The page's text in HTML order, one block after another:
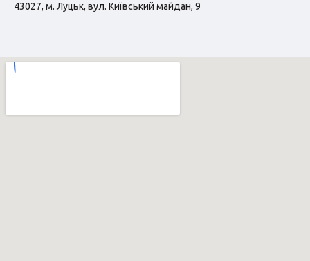
43027, м. Луцьк, вул. Київський майдан, 9